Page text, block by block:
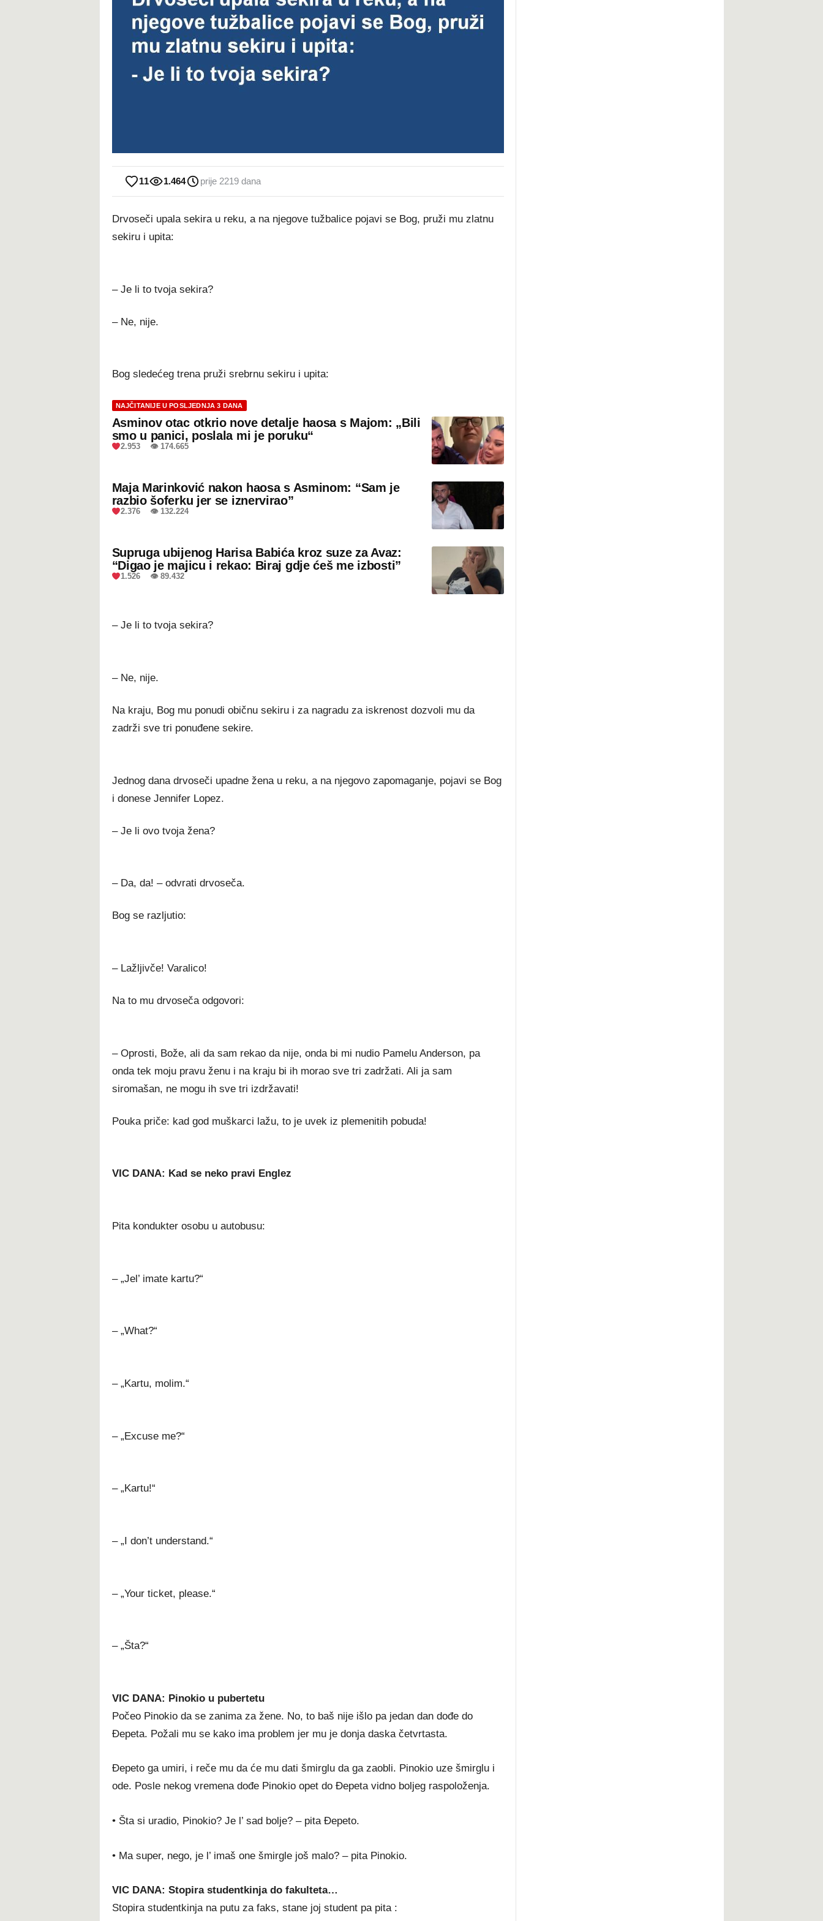
11 1.464 prije 2219 dana
Drvoseči upala sekira u reku, a na njegove tužbalice pojavi se Bog, pruži mu zlatnu
sekiru i upita:
– Je li to tvoja sekira?
– Ne, nije.
Bog sledećeg trena pruži srebrnu sekiru i upita:
NAJČITANIJE U POSLJEDNJA 3 DANA
Asminov otac otkrio nove detalje haosa s Majom: „Bili
smo u panici, poslala mi je poruku“
2.953 👁 174.665
Maja Marinković nakon haosa s Asminom: “Sam je
razbio šoferku jer se iznervirao”
2.376 👁 132.224
Supruga ubijenog Harisa Babića kroz suze za Avaz:
“Digao je majicu i rekao: Biraj gdje ćeš me izbosti”
1.526 👁 89.432
– Je li to tvoja sekira?
– Ne, nije.
Na kraju, Bog mu ponudi običnu sekiru i za nagradu za iskrenost dozvoli mu da
zadrži sve tri ponuđene sekire.
Jednog dana drvoseči upadne žena u reku, a na njegovo zapomaganje, pojavi se Bog
i donese Jennifer Lopez.
– Je li ovo tvoja žena?
– Da, da! – odvrati drvoseča.
Bog se razljutio:
– Lažljivče! Varalico!
Na to mu drvoseča odgovori:
– Oprosti, Bože, ali da sam rekao da nije, onda bi mi nudio Pamelu Anderson, pa
onda tek moju pravu ženu i na kraju bi ih morao sve tri zadržati. Ali ja sam
siromašan, ne mogu ih sve tri izdržavati!
Pouka priče: kad god muškarci lažu, to je uvek iz plemenitih pobuda!
VIC DANA: Kad se neko pravi Englez
Pita kondukter osobu u autobusu:
– „Jel’ imate kartu?“
– „What?“
– „Kartu, molim.“
– „Excuse me?“
– „Kartu!“
– „I don’t understand.“
– „Your ticket, please.“
– „Šta?“
VIC DANA: Pinokio u pubertetu
Počeo Pinokio da se zanima za žene. No, to baš nije išlo pa jedan dan dođe do
Ðepeta. Požali mu se kako ima problem jer mu je donja daska četvrtasta.
Ðepeto ga umiri, i reče mu da će mu dati šmirglu da ga zaobli. Pinokio uze šmirglu i
ode. Posle nekog vremena dođe Pinokio opet do Ðepeta vidno boljeg raspoloženja.
• Šta si uradio, Pinokio? Je l’ sad bolje? – pita Ðepeto.
• Ma super, nego, je l’ imaš one šmirgle još malo? – pita Pinokio.
VIC DANA: Stopira studentkinja do fakulteta…
Stopira studentkinja na putu za faks, stane joj student pa pita :